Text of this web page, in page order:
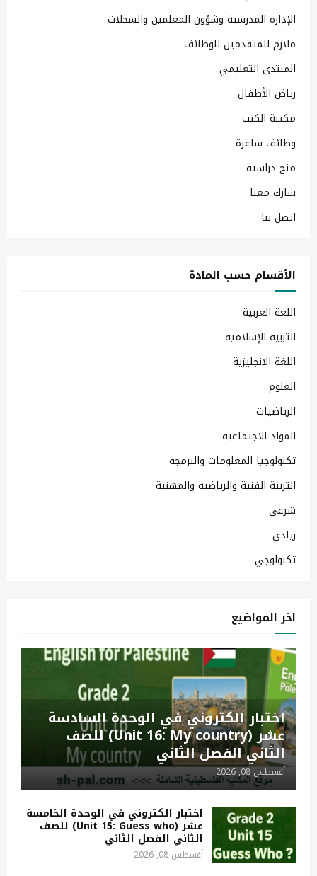
الإدارة المدرسية وشؤون المعلمين والسجلات
ملازم للمتقدمين للوظائف
المنتدى التعليمي
رياض الأطفال
مكتبة الكتب
وظائف شاغرة
منح دراسية
شارك معنا
اتصل بنا
الأقسام حسب المادة
اللغة العربية
التربية الإسلامية
اللغة الانجليزية
العلوم
الرياضيات
المواد الاجتماعية
تكنولوجيا المعلومات والبرمجة
التربية الفنية والرياضية والمهنية
شرعي
ريادي
تكنولوجي
اخر المواضيع
اختبار الكتروني في الوحدة السادسة
عشر (Unit 16: My country) للصف
الثاني الفصل الثاني
أغسطس 08, 2026
اختبار الكتروني في الوحدة الخامسة
عشر (Unit 15: Guess who) للصف
الثاني الفصل الثاني
أغسطس 08, 2026